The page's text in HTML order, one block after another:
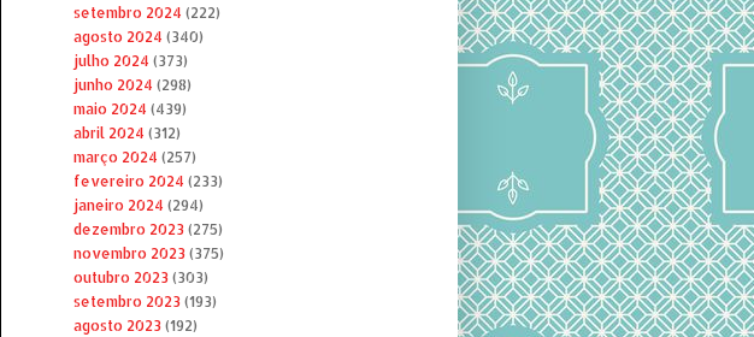
setembro 2024 (222)
agosto 2024 (340)
julho 2024 (373)
junho 2024 (298)
maio 2024 (439)
abril 2024 (312)
março 2024 (257)
fevereiro 2024 (233)
janeiro 2024 (294)
dezembro 2023(275)
novembro 2023(375)
outubro 2023(303)
setembro 2023(193)
agosto 2023(192)